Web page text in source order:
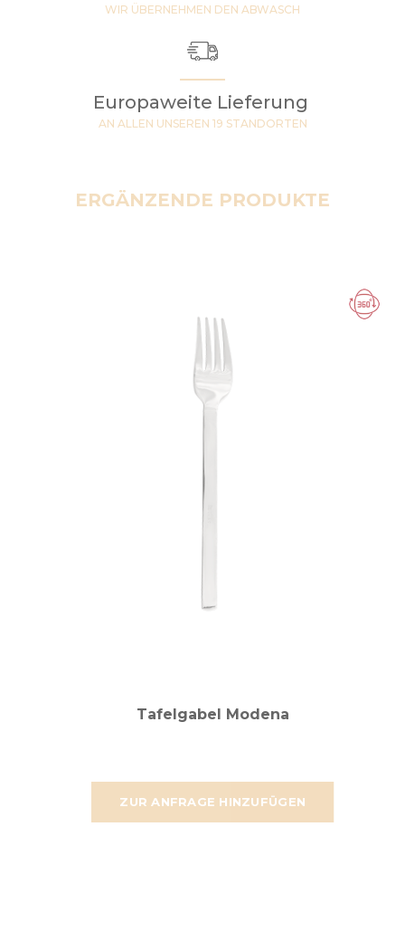
WIR ÜBERNEHMEN DEN ABWASCH
Europaweite Lieferung
AN ALLEN UNSEREN 19 STANDORTEN
ERGÄNZENDE PRODUKTE
ZUR ANFRAGE HINZUFÜGEN
Tafelgabel Modena